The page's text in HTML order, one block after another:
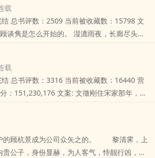
载
文
载
营
文案: 文徵刚住宋家那年，宋
的顾杭景成为公司众矢之的。 黎清霁，上
公子，身份显赫，为人客气，恃靓行凶，那